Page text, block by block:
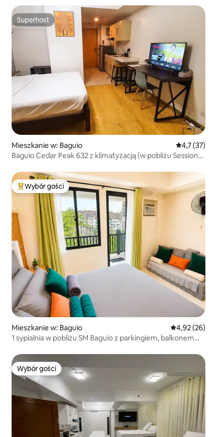
Superhost
Superhost
Mieszkanie w: Baguio Średnia
4,7 (37)
Baguio Cedar Peak 632 z klimatyzacją (w pobliżu Session
Najpopularniejsze z kategorii Wybór gości
Wybór gości
Mieszkanie w: Baguio Średnia
4,92 (26)
1 sypialnia w pobliżu SM Baguio z parkingiem, balkonem
Wybór gości
Wybór gości